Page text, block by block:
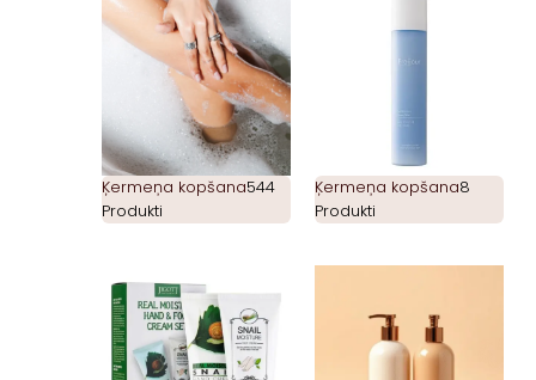
Ķermeņa kopšana544
Produkti
Ķermeņa kopšana8
Produkti